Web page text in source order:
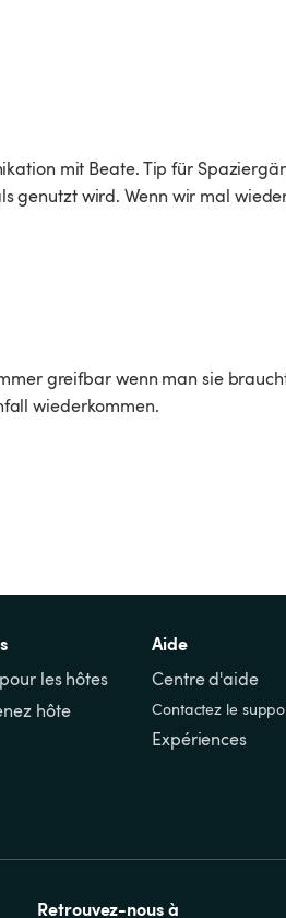
mit Beate. Tip für
genutzt wird. Wenn wir mal
greifbar wenn man sie
wiederkommen.
les hôtes
hôte
Aide
Centre d'aide
Contactez le
Expériences
Retrouvez-nous à